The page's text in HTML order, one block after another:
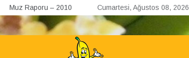
Muz Raporu – 2010 Cumartesi, Ağustos 08, 2026